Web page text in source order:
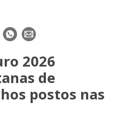
WhatsApp
E-
2026
de
postos nas